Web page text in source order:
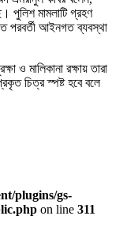
পুলিশ মামলাটি গ্রহণ
পরবর্তী আইনগত ব্যবস্থা
ও মালিকানা রক্ষায় তারা
চিত্র স্পষ্ট হবে বলে
plugins/gs-
on line 311